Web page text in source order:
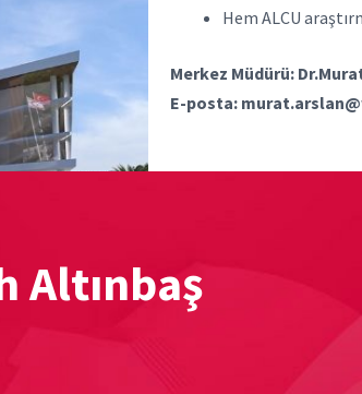
Hem ALCU
Merkez Müdürü:
E-posta:
Altınbaş